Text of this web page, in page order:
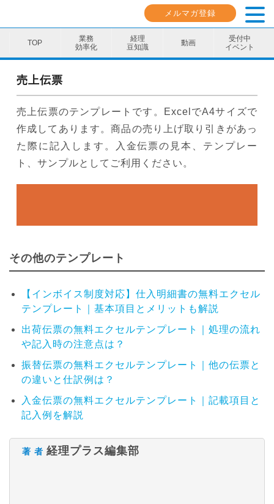
メルマガ登録
業務
効率化
経理
豆知識
動画
受付中
イベント
業務効率化
キャリア・スキル
イベント・セミナー
インボイス資料
売上伝票
売上伝票のテンプレートです。ExcelでA4サイズで
作成してあります。商品の売り上げ取り引きがあっ
た際に記入します。入金伝票の見本、テンプレー
ト、サンプルとしてご利用ください。
その他のテンプレート
【インボイス制度対応】仕入明細書の無料エクセル
テンプレート｜基本項目とメリットも解説
出荷伝票の無料エクセルテンプレート｜処理の流れ
や記入時の注意点は？
振替伝票の無料エクセルテンプレート｜他の伝票と
の違いと仕訳例は？
入金伝票の無料エクセルテンプレート｜記載項目と
記入例を解説
著 者 経理プラス編集部